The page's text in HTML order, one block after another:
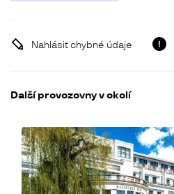
Nahlásit chybné údaje
Další provozovny v okolí